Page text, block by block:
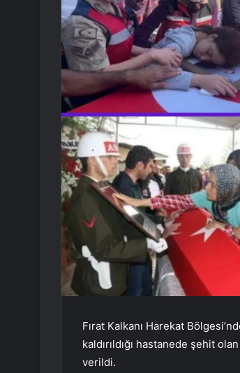
Fırat Kalkanı Harekat
kaldırıldığı hastanede şehit
verildi.